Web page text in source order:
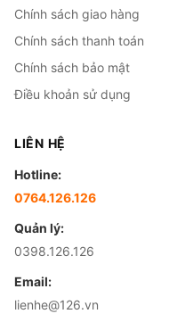
Chính sách giao hàng
Chính sách thanh toán
Chính sách bảo mật
Điều khoản sử dụng
LIÊN HỆ
Hotline:
0764.126.126
Quản lý:
0398.126.126
Email:
lienhe@126.vn